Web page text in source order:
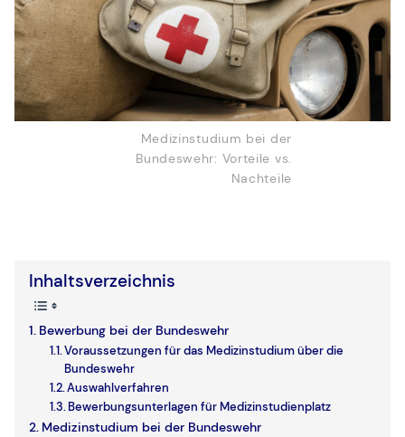
Medizinstudium bei der
Bundeswehr: Vorteile vs.
Nachteile
Inhaltsverzeichnis
Bewerbung bei der Bundeswehr
Voraussetzungen für das Medizinstudium über die
Bundeswehr
Auswahlverfahren
Bewerbungsunterlagen für Medizinstudienplatz
Medizinstudium bei der Bundeswehr